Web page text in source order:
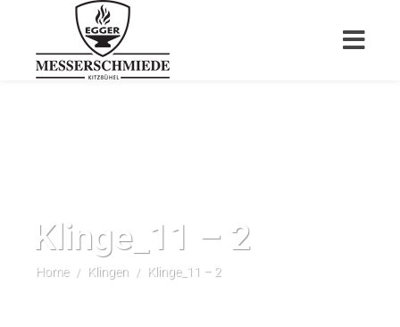
Klinge_11 – 2
Home / Klingen / Klinge_11 – 2